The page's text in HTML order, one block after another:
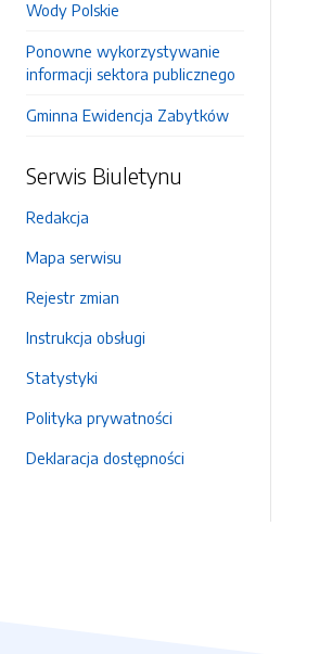
Wody Polskie
Ponowne wykorzystywanie
informacji sektora publicznego
Gminna Ewidencja Zabytków
Serwis Biuletynu
Redakcja
Mapa serwisu
Rejestr zmian
Instrukcja obsługi
Statystyki
Polityka prywatności
Deklaracja dostępności